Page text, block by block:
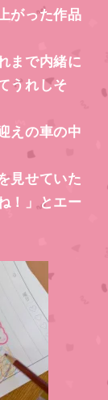
がった作品
まで内緒に
うれしそ
えの車の中
見せていた
！」とエー